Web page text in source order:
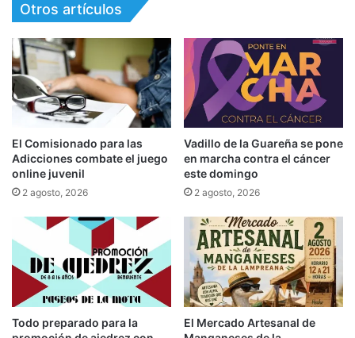
Otros artículos
El Comisionado para las
Adicciones combate el juego
online juvenil
2 agosto, 2026
Vadillo de la Guareña se pone
en marcha contra el cáncer
este domingo
2 agosto, 2026
Todo preparado para la
El Mercado Artesanal de